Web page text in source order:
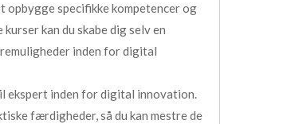
opbygge specifikke kompetencer og
kan du skabe dig selv en
inden for digital
ekspert inden for digital innovation.
færdigheder, så du kan mestre de